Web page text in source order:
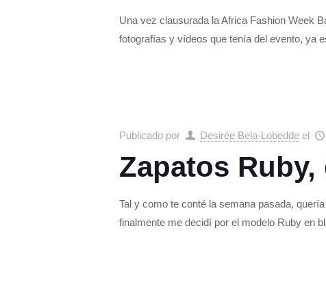
Una vez clausurada la Africa Fashion Week
fotografías y vídeos que tenía del evento, ya
Publicado por Desirée Bela-Lobedde el
Zapatos
Tal y como te conté la semana pasada,
finalmente me decidí por el modelo Ruby en